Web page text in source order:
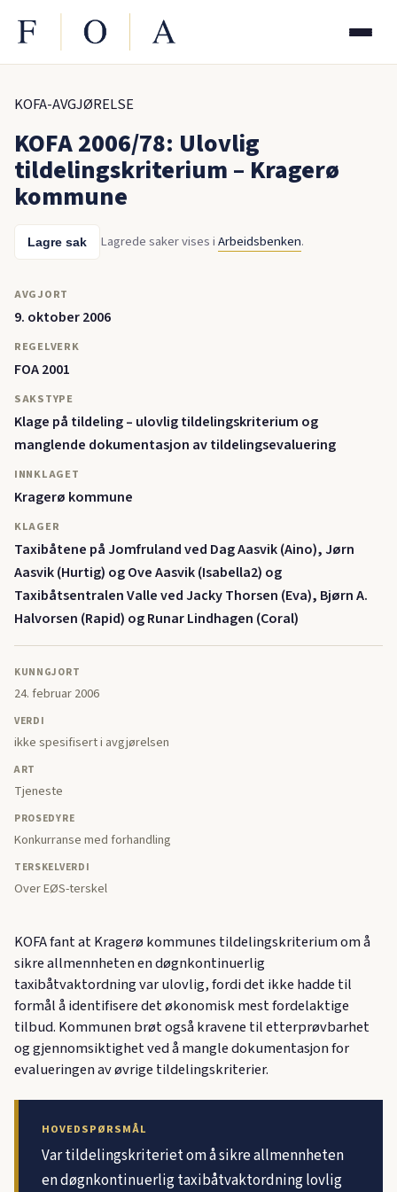
KOFA-AVGJØRELSE
KOFA 2006/78: Ulovlig
tildelingskriterium – Kragerø
kommune
Lagre sak Lagrede saker vises iArbeidsbenken.
AVGJORT
9. oktober 2006
REGELVERK
FOA 2001
SAKSTYPE
Klage på tildeling – ulovlig tildelingskriterium og
manglende dokumentasjon av tildelingsevaluering
INNKLAGET
Kragerø kommune
KLAGER
Taxibåtene på Jomfruland ved Dag Aasvik (Aino), Jørn
Aasvik (Hurtig) og Ove Aasvik (Isabella2) og
Taxibåtsentralen Valle ved Jacky Thorsen (Eva), Bjørn A.
Halvorsen (Rapid) og Runar Lindhagen (Coral)
KUNNGJORT
24. februar 2006
VERDI
ikke spesifisert i avgjørelsen
ART
Tjeneste
PROSEDYRE
Konkurranse med forhandling
TERSKELVERDI
Over EØS-terskel
KOFA fant at Kragerø kommunes tildelingskriterium om å
sikre allmennheten en døgnkontinuerlig
taxibåtvaktordning var ulovlig, fordi det ikke hadde til
formål å identifisere det økonomisk mest fordelaktige
tilbud. Kommunen brøt også kravene til etterprøvbarhet
og gjennomsiktighet ved å mangle dokumentasjon for
evalueringen av øvrige tildelingskriterier.
HOVEDSPØRSMÅL
Var tildelingskriteriet om å sikre allmennheten
en døgnkontinuerlig taxibåtvaktordning lovlig